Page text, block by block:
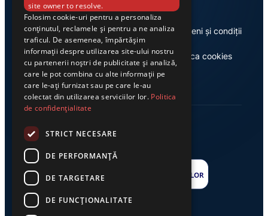
Despre noi
Casa de editură Exclusiv
Termeni și condiții
Politica cookies
site owner to resolve.
Folosim cookie-uri pentru a personaliza
conținutul, reclamele și pentru a ne analiza
traficul. De asemenea, împărtășim
informații despre utilizarea site-ului nostru
cu partenerii noștri de publicitate și analiză,
care le pot combina cu alte informații pe
care le-ați furnizat sau pe care le-au
colectat din utilizarea serviciilor lor. Politica
de confidențialitate
STRICT NECESARE
DE PERFORMANȚĂ
DE TARGETARE
DE FUNCŢIONALITATE